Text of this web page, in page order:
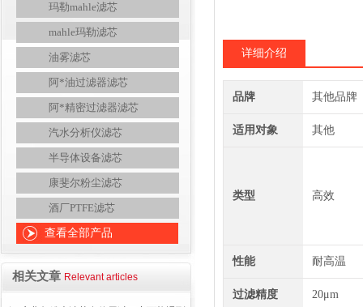
玛勒mahle滤芯
mahle玛勒滤芯
油雾滤芯
阿*油过滤器滤芯
阿*精密过滤器滤芯
汽水分析仪滤芯
半导体设备滤芯
康斐尔粉尘滤芯
酒厂PTFE滤芯
查看全部产品
相关文章 Relevant articles
详细介绍
品牌 其他品牌
适用对象 其他
类型 高效
性能 耐高温
过滤精度 20μm